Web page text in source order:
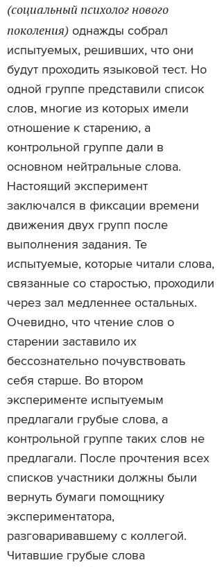
(социальный психолог нового
поколения) однажды собрал
испытуемых, решивших, что они
будут проходить языковой тест. Но
одной группе представили список
слов, многие из которых имели
отношение к старению, а
контрольной группе дали в
основном нейтральные слова.
Настоящий эксперимент
заключался в фиксации времени
движения двух групп после
выполнения задания. Те
испытуемые, которые читали слова,
связанные со старостью, проходили
через зал медленнее остальных.
Очевидно, что чтение слов о
старении заставило их
бессознательно почувствовать
себя старше. Во втором
эксперименте испытуемым
предлагали грубые слова, а
контрольной группе таких слов не
предлагали. После прочтения всех
списков участники должны были
вернуть бумаги помощнику
экспериментатора,
разговаривавшему с коллегой.
Читавшие грубые слова